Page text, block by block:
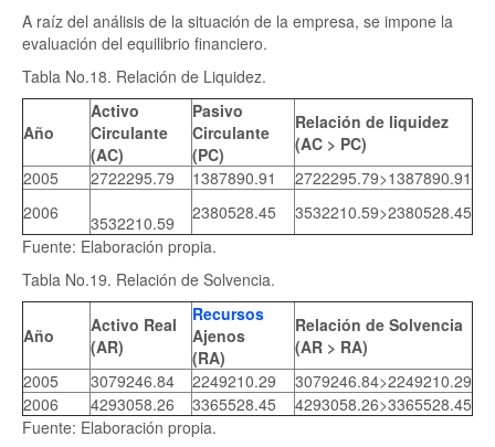
A raíz del análisis de la situación de la empresa, se impone la
evaluación del equilibrio financiero.
Tabla No.18. Relación de Liquidez.
Año
Activo
Circulante
(AC)
Pasivo
Circulante
(PC)
Relación de liquidez
(AC > PC)
2005
2722295.79 1387890.91
2722295.79>1387890.91
2006
3532210.59 2380528.45
3532210.59>2380528.45
Fuente: Elaboración propia.
Tabla No.19. Relación de Solvencia.
Año
Activo Real
(AR)
Recursos
Ajenos
(RA)
Relación de Solvencia
(AR > RA)
2005
3079246.84 2249210.29
3079246.84>2249210.29
2006
4293058.26 3365528.45
4293058.26>3365528.45
Fuente: Elaboración propia.